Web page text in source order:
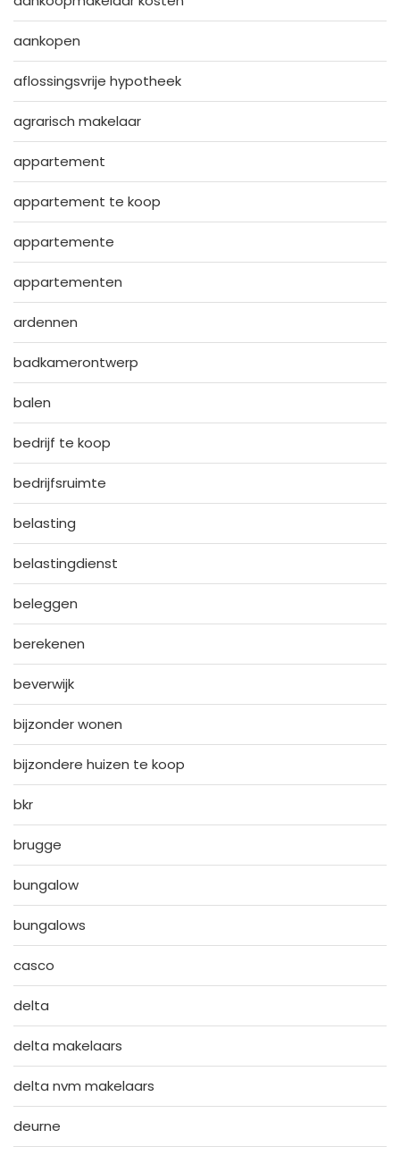
aankopen
aflossingsvrije hypotheek
agrarisch makelaar
appartement
appartement te koop
appartemente
appartementen
ardennen
badkamerontwerp
balen
bedrijf te koop
bedrijfsruimte
belasting
belastingdienst
beleggen
berekenen
beverwijk
bijzonder wonen
bijzondere huizen te koop
bkr
brugge
bungalow
bungalows
casco
delta
delta makelaars
delta nvm makelaars
deurne